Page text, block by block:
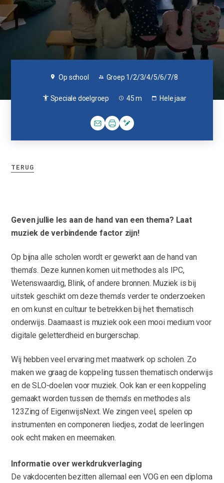
Op school Groep 1/2/3/4/5/6/7/8
Speciale doelgroep 45 m Hele jaar
TERUG
Geven jullie les aan de hand van een thema? Laat
muziek de verbindende factor zijn!
Op bijna alle scholen wordt er gewerkt aan de hand van
thema’s. Deze kunnen komen uit methodes als IPC,
Wetenswaardig, Blink, of andere bronnen. Muziek is bij
uitstek geschikt om deze thema’s verder te onderzoeken
en om kunst en cultuur te betrekken bij het thematisch
onderwijs. Daarnaast is muziek ook een mooi medium voor
digitale geletterdheid en burgerschap.
Wij hebben veel ervaring met maatwerk op scholen. Zo
maken we graag de koppeling tussen thematisch onderwijs
en de SLO-doelen voor muziek. Ook kan er een koppeling
gemaakt worden tussen de thema’s en methodes als
123Zing of EigenwijsNext. We zingen veel, spelen op
instrumenten en componeren liedjes, zodat de leerlingen
ook echt maken en meemaken.
Informatie over werkdrukverlaging
De vakdocenten bezitten allemaal een VOG en een diploma